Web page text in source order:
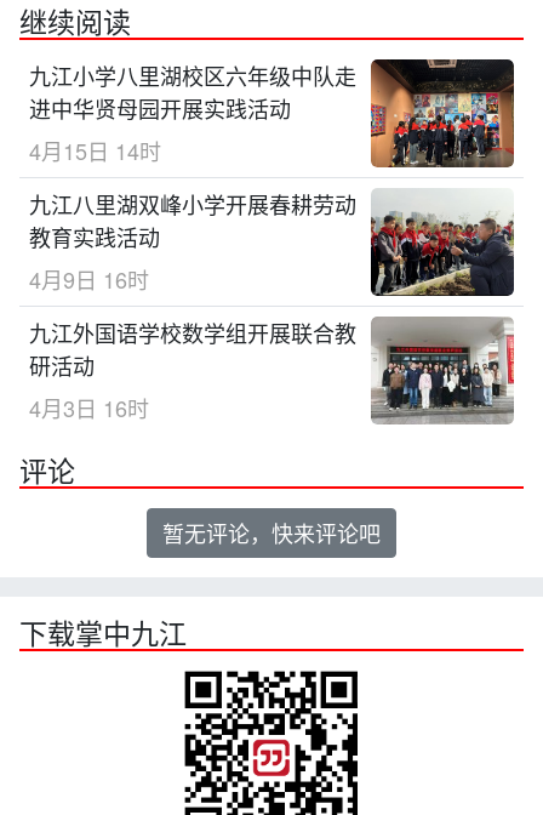
继续阅读
九江小学八里湖校区六年级中队走
进中华贤母园开展实践活动
4月15日 14时
九江八里湖双峰小学开展春耕劳动
教育实践活动
4月9日 16时
九江外国语学校数学组开展联合教
研活动
4月3日 16时
评论
暂无评论，快来评论吧
下载掌中九江